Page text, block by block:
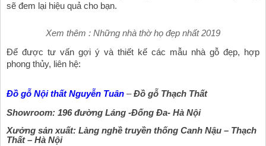
sẽ đem lại hiệu quả cho bạn.
Xem thêm : Những nhà thờ họ đẹp nhất 2019
Để được tư vấn gợi ý và thiết kế các mẫu nhà gỗ đẹp, hợp
phong thủy, l iên hệ:
Đồ gỗ Nội thất Nguyễn Tuân – Đồ gỗ Thạch Thất
Showroom: 196 đường Láng -Đống Đa- Hà Nội
Xưởng sản xuất: Làng nghề truyền thống Canh Nậu – Thạch
Thất – Hà Nội